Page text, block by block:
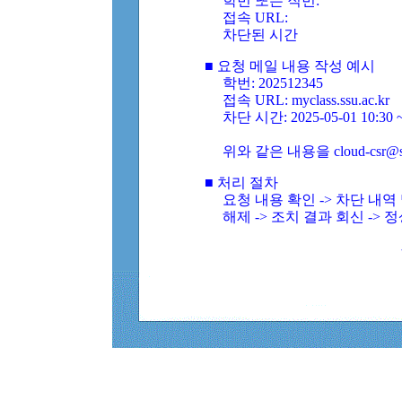
접속 URL:
차단된 시간
■ 요청 메일 내용 작성 예시
학번: 202512345
접속 URL: myclass.ssu.ac.kr
차단 시간: 2025-05-01 10:30
위와 같은 내용을 cloud-
■ 처리 절차
요청 내용 확인 -> 차단 내
해제 -> 조치 결과 회신 ->